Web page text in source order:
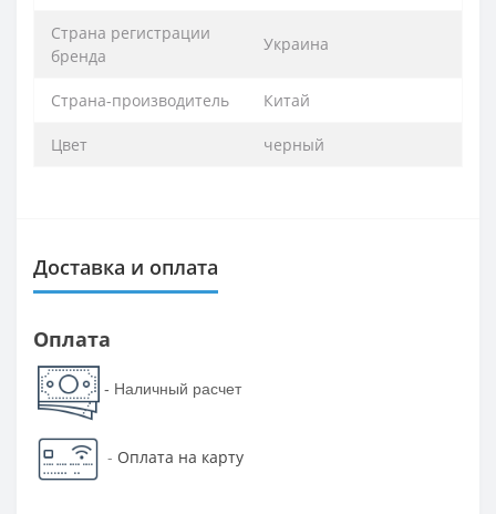
Страна регистрации
бренда
Украина
Страна-производитель Китай
Цвет черный
Доставка и оплата
Оплата
- Наличный расчет
- Оплата на карту